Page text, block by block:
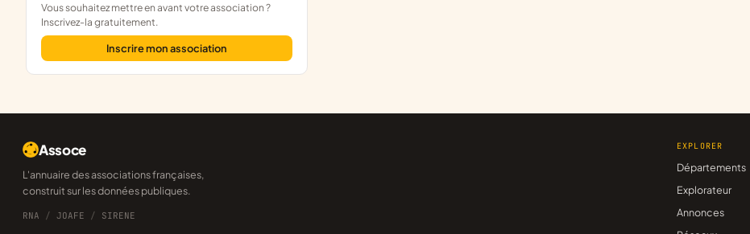
Vous souhaitez mettre en avant votre association ?
Inscrivez-la gratuitement.
Inscrire mon association
Assoce
L'annuaire des associations françaises,
construit sur les données publiques.
RNA / JOAFE / SIRENE
EXPLORER
Départements
Explorateur
Annonces